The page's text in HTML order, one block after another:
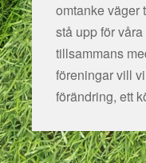
omtanke väger
stå upp för
tillsammans
föreningar vill
förändring, ett